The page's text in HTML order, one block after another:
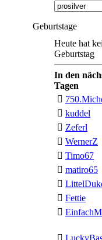
Geburtstage
Heute hat
Geburtstag
In den
Tagen
kuddel
Zeferl
WernerZ
Timo67
matiro65
Fettie